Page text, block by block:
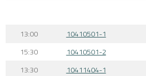
13:00
10410501-1
15:30
10410501-2
13:30
10411404-1